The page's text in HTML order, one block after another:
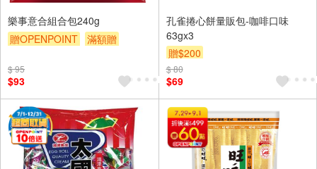
樂事意合組合包240g
贈OPENPOINT
滿額贈
$ 95
$93
孔雀捲心餅量販包-咖啡口味
63gx3
贈$200
$ 80
$69